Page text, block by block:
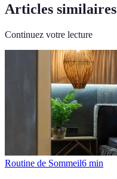
Articles similaires
Continuez votre lecture
Routine de Sommeil6 min